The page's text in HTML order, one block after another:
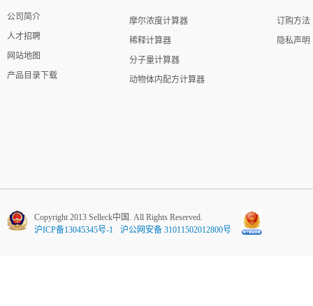
公司简介
人才招聘
网站地图
产品目录下载
摩尔浓度计算器
稀释计算器
分子量计算器
动物体内配方计算器
订购方法
隐私声明
Copyright 2013 Selleck中国. All Rights Reserved.
沪ICP备13045345号-1
沪公网安备 31011502012800号